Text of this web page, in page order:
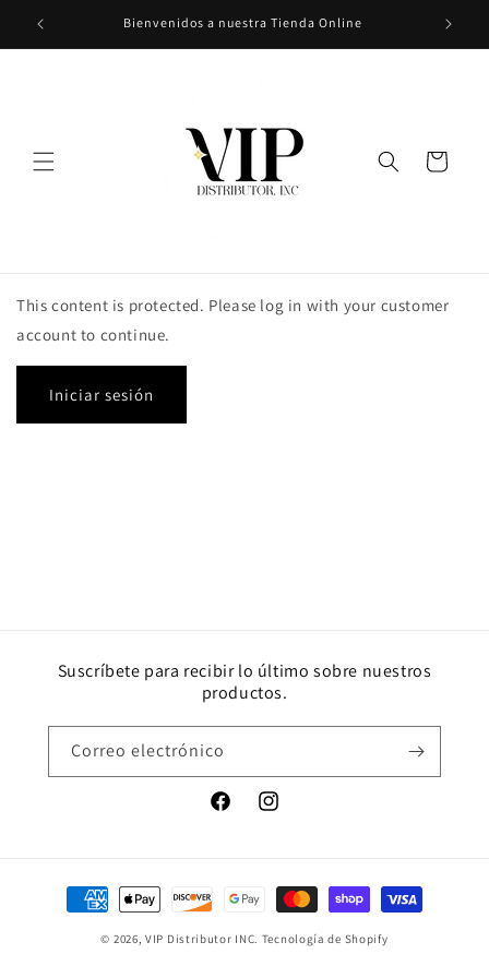
directamente
al contenido
Bienvenidos a nuestra Tienda Online
Carrito
This content is protected. Please log in with your customer
account to continue.
Iniciar sesión
Suscríbete para recibir lo último sobre nuestros
productos.
Correo electrónico
FacebookInstagram
Formas
de
© 2026,VIP Distributor INC. Tecnología de Shopify